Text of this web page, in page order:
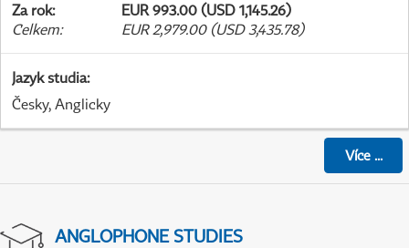
Za rok:
EUR 993.00 (USD 1,145.26)
Celkem: EUR 2,979.00 (USD 3,435.78)
Jazyk studia:
Česky, Anglicky
Více...
ANGLOPHONE STUDIES